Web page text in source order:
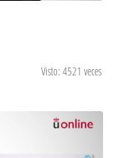
Visto: 4521 veces